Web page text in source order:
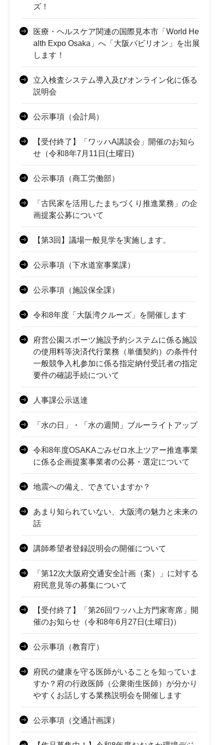
ズ！
医療・ヘルスケア関連の国際見本市「World He
alth Expo Osaka」へ「大阪パビリオン」を出展
します！
立入検査システム導入及びオンライン化に係る
説明会
公示事項（会計局）
【受付終了】「ワッハA講談会」開催のお知ら
せ（令和8年7月11日(土曜日)
公示事項（商工労働部）
「古民家を活用したまちづくり推進業務」の企
画提案公募について
【第3回】議場一般見学を実施します。
公示事項（下水道室事業課）
公示事項（施設保全課）
令和8年度「大阪湾クルーズ」を開催します
府営公園スポーツ施設予約システムに係る施設
の使用料等決済代行業務（単価契約）の条件付
一般競争入札参加に係る指定納付受託者の指定
要件の確認手続について
人事課公示送達
「水の日」・「水の週間」ブルーライトアップ
令和8年度OSAKAごみゼロ水上ツアー推進事業
に係る企画提案事業者の公募・選定について
地震への備え、できていますか？
あまり知られていない、大阪湾の魅力と未来の
話
講師希望者登録説明会の開催について
「第12次大阪府交通安全計画（案）」に対する
府民意見等の募集について
【受付終了】「第26回ワッハ上方門家寄席」開
催のお知らせ（令和8年6月27日(土曜日)）
公示事項（教育庁）
府民の健康を守る医師がいることを知っていま
すか？府の行政医師（公衆衛生医師）が分かり
やすくお話しする業務説明会を開催します
公示事項（交通計画課）